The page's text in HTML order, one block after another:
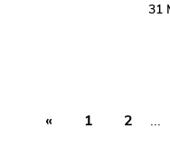
31
« 1 2 ...